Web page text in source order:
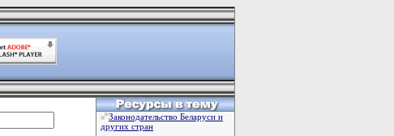
Законодательство Беларуси и
других стран